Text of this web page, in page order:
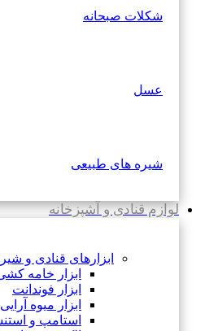
شکلات صبحانه
عسل
شیره های طبیعی
لوازم قنادی و آشپزخانه
ابزارهای قنادی و
ابزار خامه
ابزار فوندانت
ابزار میوه آرایی
استامپ و